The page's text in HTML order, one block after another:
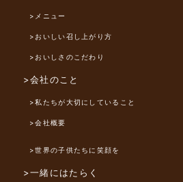
>メニュー
>おいしい召し上がり方
>おいしさのこだわり
>会社のこと
>私たちが大切にしていること
>会社概要
>世界の子供たちに笑顔を
>一緒にはたらく